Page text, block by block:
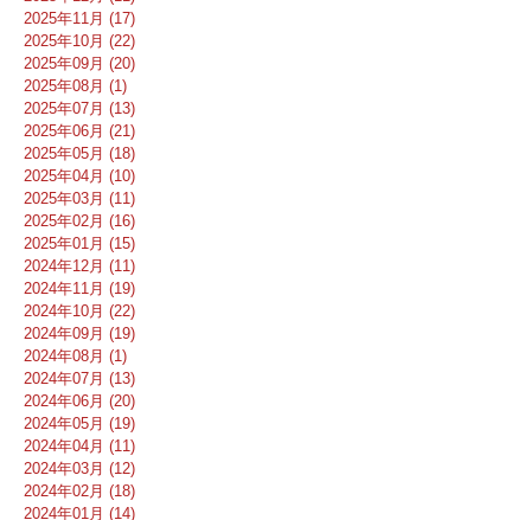
2025年11月 (17)
2025年10月 (22)
2025年09月 (20)
2025年08月 (1)
2025年07月 (13)
2025年06月 (21)
2025年05月 (18)
2025年04月 (10)
2025年03月 (11)
2025年02月 (16)
2025年01月 (15)
2024年12月 (11)
2024年11月 (19)
2024年10月 (22)
2024年09月 (19)
2024年08月 (1)
2024年07月 (13)
2024年06月 (20)
2024年05月 (19)
2024年04月 (11)
2024年03月 (12)
2024年02月 (18)
2024年01月 (14)